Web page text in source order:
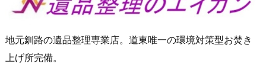
地元釧路の遺品整理専業店。道東唯一の環境対策型お焚き
上げ所完備。